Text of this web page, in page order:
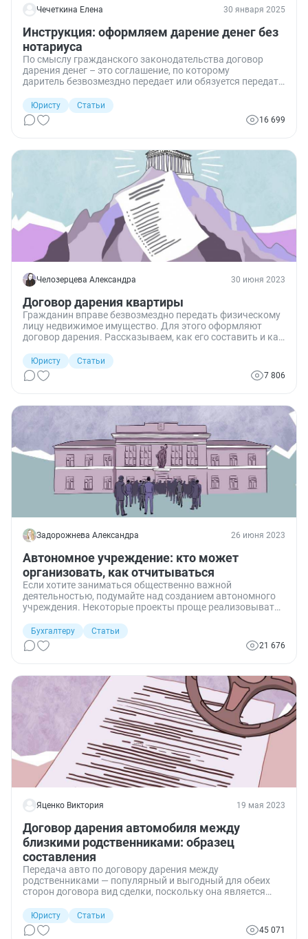
Чечеткина Елена 30 января 2025
Инструкция: оформляем дарение денег без
нотариуса
По смыслу гражданского законодательства договор
дарения денег – это соглашение, по которому
даритель безвозмездно передает или обязуется передать
составить такое соглашение и надо ли обращаться к
нотариусу.
Юристу
Статьи
16 699
Челозерцева Александра 30 июня 2023
Договор дарения квартиры
Гражданин вправе безвозмездно передать физическому
лицу недвижимое имущество. Для этого оформляют
договор дарения. Рассказываем, как его составить и как
Юристу
Статьи
7 806
Задорожнева Александра 26 июня 2023
Автономное учреждение: кто может
организовать, как отчитываться
Если хотите заниматься общественно важной
деятельностью, подумайте над созданием автономного
учреждения. Некоторые проекты проще реализовывать
примеру, автономщики должны работать по госзаданию,
отчитываться по бюджету и вести особый бухучет.
Разбираемся в нюансах.
Бухгалтеру
Статьи
21 676
Яценко Виктория 19 мая 2023
Договор дарения автомобиля между
близкими родственниками: образец
составления
Передача авто по договору дарения между
родственниками — популярный и выгодный для обеих
сторон договора вид сделки, поскольку она является
нюансах.
Юристу
Статьи
45 071